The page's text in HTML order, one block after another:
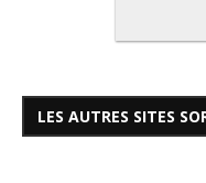
LES AUTRES SITES